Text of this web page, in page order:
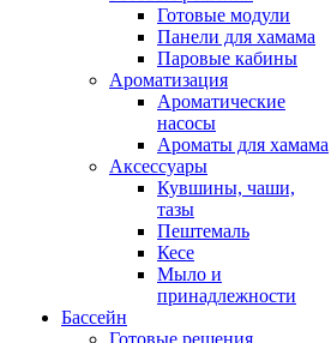
Готовые модули
Панели для хамама
Паровые кабины
Ароматизация
Ароматические
насосы
Ароматы для хамама
Аксессуары
Кувшины, чаши,
тазы
Пештемаль
Кесе
Мыло и
принадлежности
Бассейн
Готовые решения